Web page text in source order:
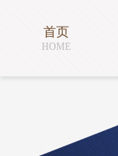
首页
HOME